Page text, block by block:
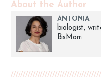
About the Author
ANTONIA
biologist,
BisMom